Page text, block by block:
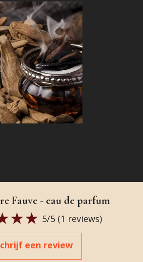
Fauve - eau de parfum
5/5 (1 reviews)
een review